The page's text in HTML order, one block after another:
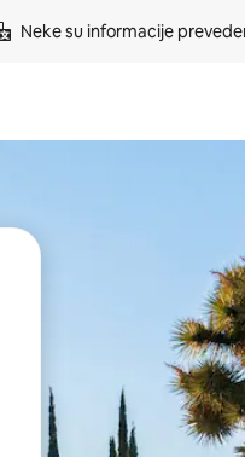
Neke su informacije